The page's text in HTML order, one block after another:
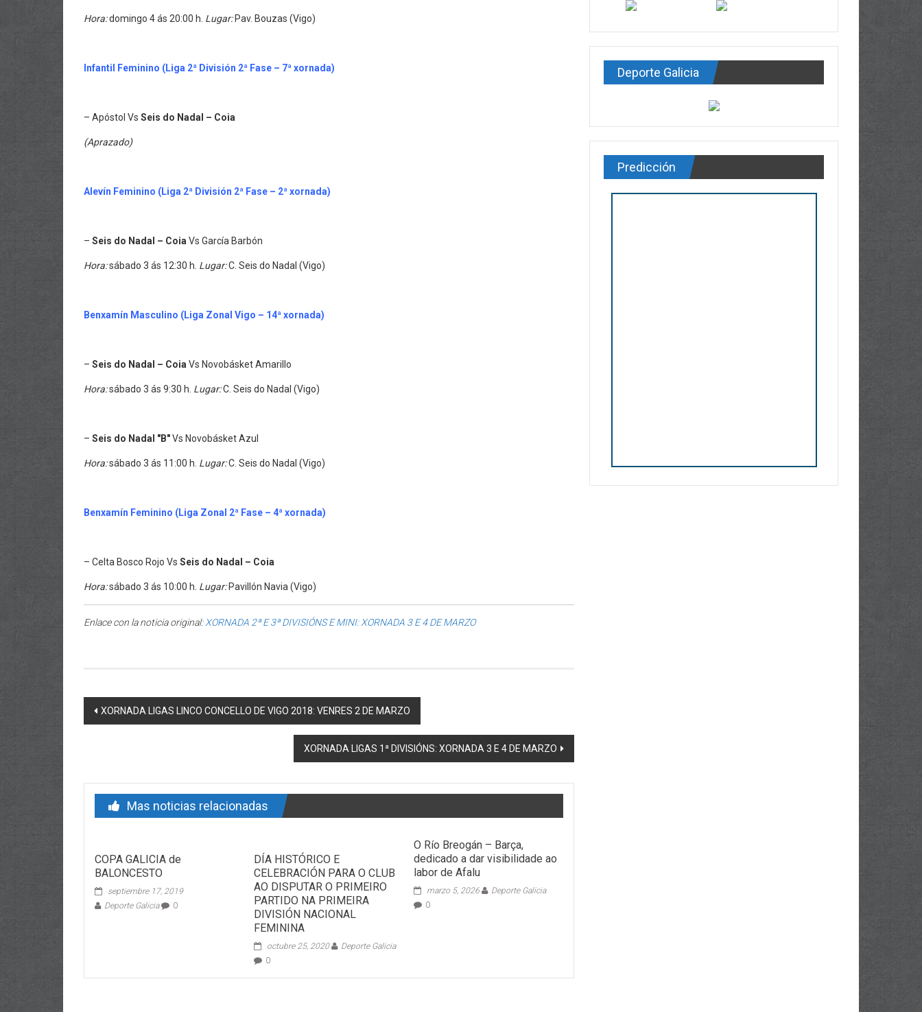
Hora:domingo 4 ás 20:00 h. Lugar: Pav. Bouzas (Vigo)
Infantil Feminino (Liga 2ª División 2ª Fase – 7ª xornada)
– Apóstol Vs Seis do Nadal – Coia
(Aprazado)
Alevín Feminino (Liga 2ª División 2ª Fase – 2ª xornada)
– Seis do Nadal – Coia Vs García Barbón
Hora:sábado 3 ás 12:30 h. Lugar:C. Seis do Nadal (Vigo)
Benxamín Masculino (Liga Zonal Vigo – 14ª xornada)
– Seis do Nadal – Coia Vs Novobásket Amarillo
Hora:sábado 3 ás 9:30 h. Lugar:C. Seis do Nadal (Vigo)
– Seis do Nadal "B"Vs Novobásket Azul
Hora:sábado 3 ás 11:00 h. Lugar:C. Seis do Nadal (Vigo)
Benxamín Feminino (Liga Zonal 2ª Fase – 4ª xornada)
– Celta Bosco Rojo Vs Seis do Nadal – Coia
Hora:sábado 3 ás 10:00 h. Lugar: Pavillón Navia (Vigo)
Enlace con la noticia original:XORNADA 2ª E 3ª DIVISIÓNS E MINI: XORNADA 3 E 4 DE MARZO
Post navigation
XORNADA LIGAS LINCO CONCELLO DE VIGO 2018: VENRES 2 DE MARZO
XORNADA LIGAS 1ª DIVISIÓNS: XORNADA 3 E 4 DE MARZO
Mas noticias relacionadas
COPA GALICIA de
BALONCESTO
septiembre 17, 2019
Deporte Galicia
0
DÍA HISTÓRICO E
CELEBRACIÓN PARA O CLUB
AO DISPUTAR O PRIMEIRO
PARTIDO NA PRIMEIRA
DIVISIÓN NACIONAL
FEMININA
octubre 25, 2020
Deporte Galicia
0
O Río Breogán – Barça,
dedicado a dar visibilidade ao
labor de Afalu
marzo 5, 2026
Deporte Galicia
0
Deporte Galicia
Predicción